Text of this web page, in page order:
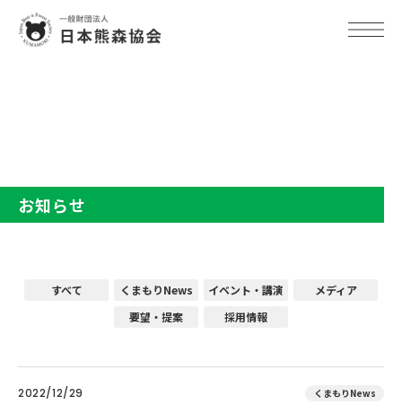
お知らせ
すべて くまもりNews イベント・講演
メディア
要望・提案
採用情報
2022/12/29 くまもりNews